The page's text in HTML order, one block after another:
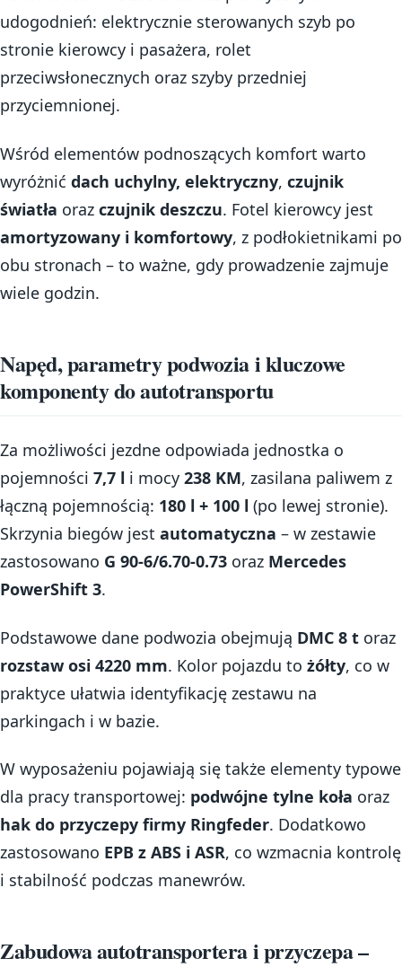
udogodnień: elektrycznie sterowanych szyb po
stronie kierowcy i pasażera, rolet
przeciwsłonecznych oraz szyby przedniej
przyciemnionej.
Wśród elementów podnoszących komfort warto
wyróżnić dach uchylny, elektryczny, czujnik
światła oraz czujnik deszczu. Fotel kierowcy jest
amortyzowany i komfortowy, z podłokietnikami po
obu stronach – to ważne, gdy prowadzenie zajmuje
wiele godzin.
Napęd, parametry podwozia i kluczowe
komponenty do autotransportu
Za możliwości jezdne odpowiada jednostka o
pojemności 7,7 l i mocy 238 KM, zasilana paliwem z
łączną pojemnością: 180 l + 100 l (po lewej stronie).
Skrzynia biegów jest automatyczna – w zestawie
zastosowano G 90-6/6.70-0.73 oraz Mercedes
PowerShift 3.
Podstawowe dane podwozia obejmują DMC 8 t oraz
rozstaw osi 4220 mm. Kolor pojazdu to żółty, co w
praktyce ułatwia identyfikację zestawu na
parkingach i w bazie.
W wyposażeniu pojawiają się także elementy typowe
dla pracy transportowej: podwójne tylne koła oraz
hak do przyczepy firmy Ringfeder. Dodatkowo
zastosowano EPB z ABS i ASR, co wzmacnia kontrolę
i stabilność podczas manewrów.
Zabudowa autotransportera i przyczepa –